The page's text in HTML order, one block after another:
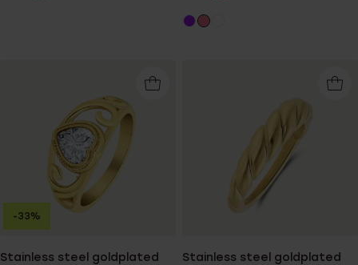
Stainless steel goldplated
-33%
Stainless steel goldplated